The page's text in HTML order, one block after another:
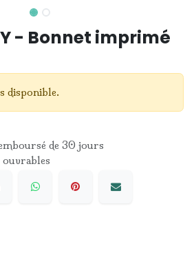
- Bonnet imprimé
disponible.
de 30 jours